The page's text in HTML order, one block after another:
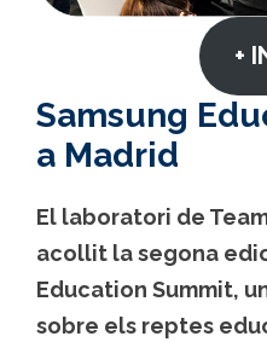
+
Samsung
a Madrid
El laboratori de
acollit la segona
Education Summit,
sobre els reptes